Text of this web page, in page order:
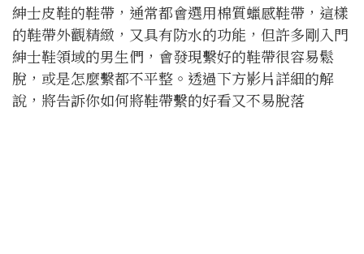
紳士皮鞋的鞋帶，通常都會選用棉質蠟感鞋帶，這樣
的鞋帶外觀精緻，又具有防水的功能，但許多剛入門
紳士鞋領域的男生們，會發現繫好的鞋帶很容易鬆
脫，或是怎麼繫都不平整。透過下方影片詳細的解
說，將告訴你如何將鞋帶繫的好看又不易脫落